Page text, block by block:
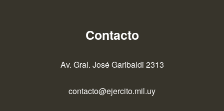
Contacto
Av. Gral. José Garibaldi 2313
contacto@ejercito.mil.uy